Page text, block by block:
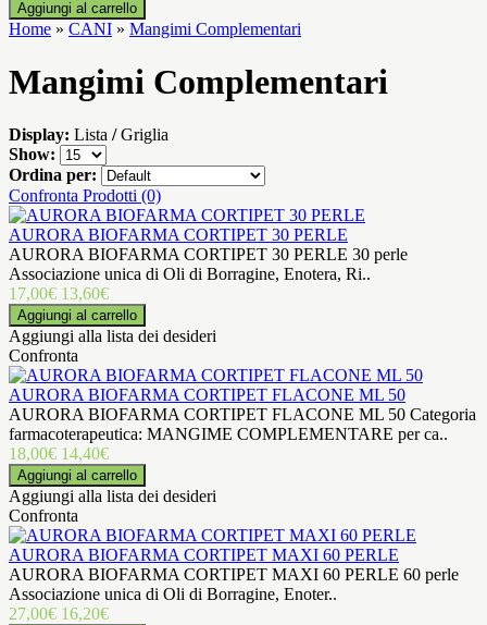
Home » CANI » Mangimi Complementari
Mangimi Complementari
Display: Lista / Griglia
Show:
Ordina per:
Confronta Prodotti (0)
AURORA BIOFARMA CORTIPET 30 PERLE
AURORA BIOFARMA CORTIPET 30 PERLE 30 perle
Associazione unica di Oli di Borragine, Enotera, Ri..
17,00€ 13,60€
Aggiungi alla lista dei desideri
Confronta
AURORA BIOFARMA CORTIPET FLACONE ML 50
AURORA BIOFARMA CORTIPET FLACONE ML 50 Categoria
farmacoterapeutica: MANGIME COMPLEMENTARE per ca..
18,00€ 14,40€
Aggiungi alla lista dei desideri
Confronta
AURORA BIOFARMA CORTIPET MAXI 60 PERLE
AURORA BIOFARMA CORTIPET MAXI 60 PERLE 60 perle
Associazione unica di Oli di Borragine, Enoter..
27,00€ 16,20€